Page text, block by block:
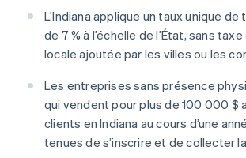
L’Indiana applique un taux unique
de 7 % à l’échelle de l’État, sans
locale ajoutée par les villes ou les
Les entreprises sans présence
qui vendent pour plus de 100 000 $
clients en Indiana au cours d’une
tenues de s’inscrire et de collecter